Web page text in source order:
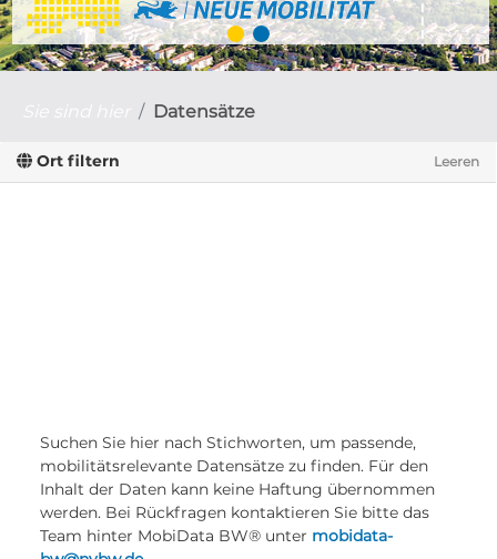
Datensätze
Ort filtern Leeren
Suchen Sie hier nach Stichworten, um passende,
mobilitätsrelevante Datensätze zu finden. Für den
Inhalt der Daten kann keine Haftung übernommen
werden. Bei Rückfragen kontaktieren Sie bitte das
Team hinter MobiData BW® unter mobidata-